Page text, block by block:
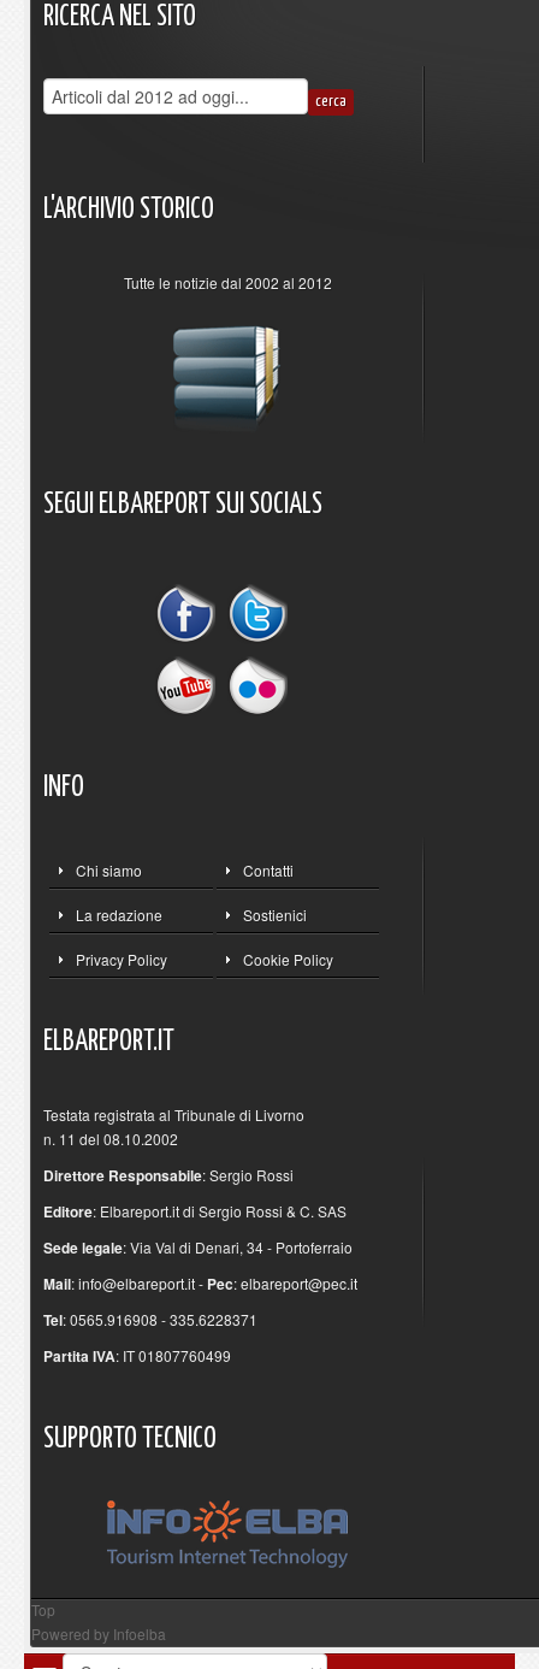
RICERCA NEL SITO
L'ARCHIVIO STORICO
Tutte le notizie dal 2002 al 2012
SEGUI ELBAREPORT SUI SOCIALS
INFO
Chi siamo Contatti
La redazione Sostienici
Privacy Policy Cookie Policy
ELBAREPORT.IT
Testata registrata al Tribunale di Livorno
n. 11 del 08.10.2002
Direttore Responsabile: Sergio Rossi
Editore: Elbareport.it di Sergio Rossi & C. SAS
Sede legale: Via Val di Denari, 34 - Portoferraio
Mail:info@elbareport.it- Pec:elbareport@pec.it
Tel: 0565.916908 - 335.6228371
Partita IVA: IT 01807760499
SUPPORTO TECNICO
Top
Powered by Infoelba